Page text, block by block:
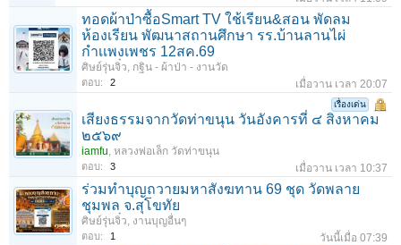
ทอดผ้าป่าซื้อSmart TV ใช้เรียน&สอน พัดลม
ห้องเรียน พัฒนาสถานศึกษา รร.บ้านลานไผ่
กําเเพงเพชร 12สค.69
ศิษย์รุ่นจิ๋ว, กฐิน - ผ้าป่า - งานวัด
ตอบ: 2 เมื่อวาน เวลา 20:07
เรื่องเด่น
เสียงธรรมจากวัดท่าขนุน วันอังคารที่ ๔ สิงหาคม
๒๕๖๙
iamfu, หลวงพ่อเล็ก วัดท่าขนุน
ตอบ: 3 เมื่อวาน เวลา 10:37
ร่วมทําบุญถวายมหาสังฆทาน 69 ชุด วัดพลาย
ชุมพล จ.สุโขทัย
ศิษย์รุ่นจิ๋ว, งานบุญอื่นๆ
ตอบ: 1 วันนี้เมื่อ 07:39